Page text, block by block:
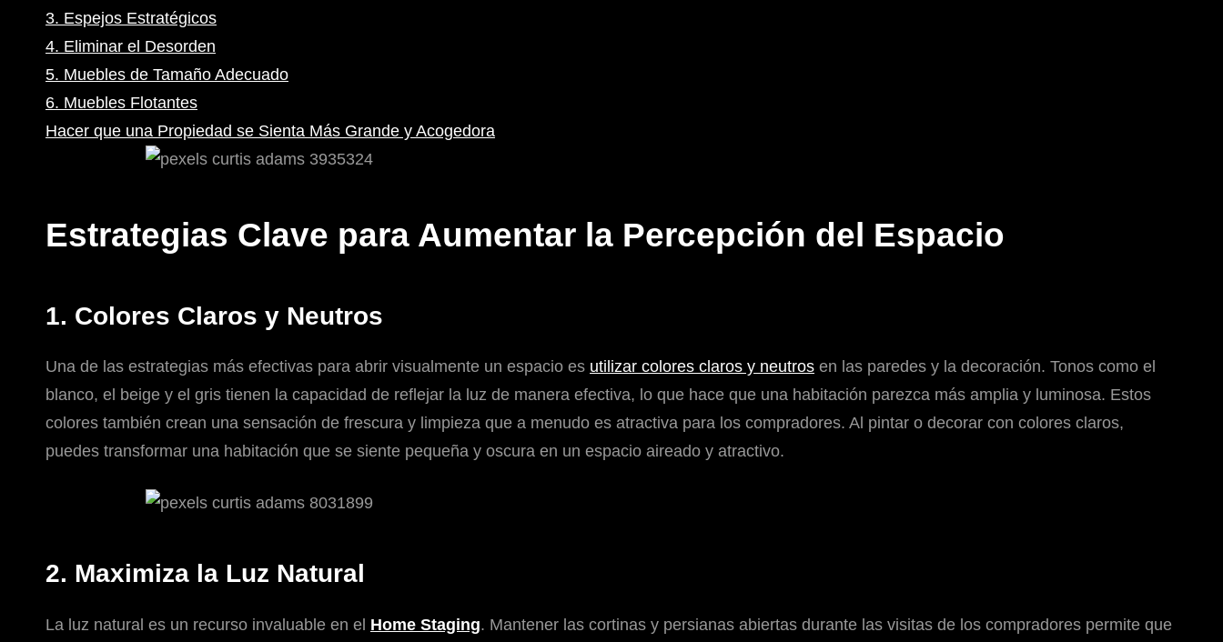
3. Espejos Estratégicos
4. Eliminar el Desorden
5. Muebles de Tamaño Adecuado
6. Muebles Flotantes
Hacer que una Propiedad se Sienta Más Grande y Acogedora
Estrategias Clave para Aumentar la Percepción del Espacio
1. Colores Claros y Neutros
Una de las estrategias más efectivas para abrir visualmente un espacio es utilizar colores claros y neutros en las paredes y la decoración. Tonos como el
blanco, el beige y el gris tienen la capacidad de reflejar la luz de manera efectiva, lo que hace que una habitación parezca más amplia y luminosa. Estos
colores también crean una sensación de frescura y limpieza que a menudo es atractiva para los compradores. Al pintar o decorar con colores claros,
puedes transformar una habitación que se siente pequeña y oscura en un espacio aireado y atractivo.
2. Maximiza la Luz Natural
La luz natural es un recurso invaluable en el Home Staging. Mantener las cortinas y persianas abiertas durante las visitas de los compradores permite que